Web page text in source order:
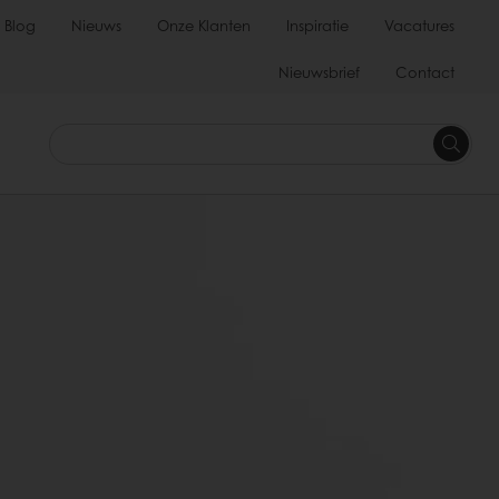
Blog Nieuws Onze Klanten Inspiratie Vacatures
Nieuwsbrief Contact